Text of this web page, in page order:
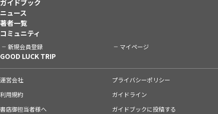
ガイドブック
ニュース
著者一覧
コミュニティ
新規会員登録 マイページ
GOOD LUCK TRIP
運営会社
プライバシーポリシー
利用規約
ガイドライン
書店御担当者様へ
ガイドブックに投稿する